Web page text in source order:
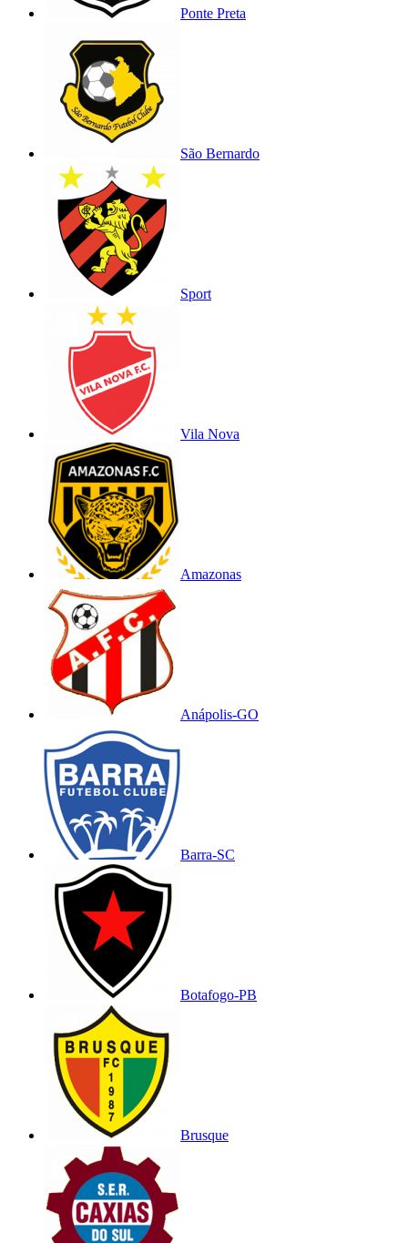
Ponte Preta
São Bernardo
Sport
Vila Nova
Amazonas
Anápolis-GO
Barra-SC
Botafogo-PB
Brusque